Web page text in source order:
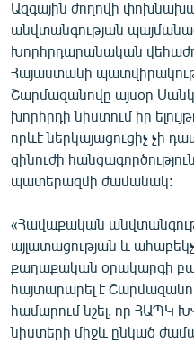
ՏԵՍԱՆՅՈՒԹԵՐ
ԲԱՆԱՎԵՃ
ՁԳՏԵԼՈՎ ԼԱՎԱԳՈՒՅՆԻՆ
ՓՈԴՔԱՍԹ
Հայերեն
Русский
ՀԵՏԵՎԵՔ ՄԵԶ
Ազգային ժողովի
անվտանգության
Խորհրդարանական
Հայաստանի
Շարմազանովը այսօր
խորհրդի նիստում իր
որևէ ներկայացուցիչ չի
զինուժի
պատերազմի ժամանակ:
«Հավաքական
այլատացության և
քաղաքական օրակարգի
հայտարարել է
համարում նշել, որ ՀԱՊԿ
նիստերի միջև ընկած